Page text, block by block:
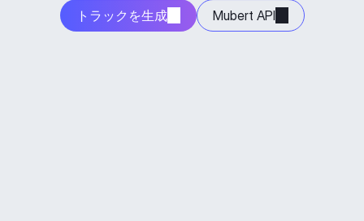
トラックを生成 Mubert API